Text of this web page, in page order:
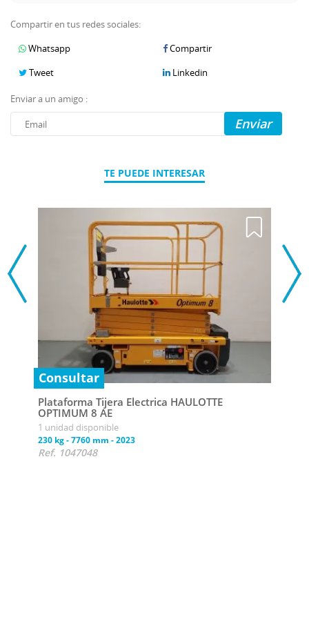
Compartir en tus redes sociales:
Whatsapp
Compartir
Tweet
Linkedin
Enviar a un amigo :
Enviar
TE PUEDE INTERESAR
Consultar
Plataforma Tijera Electrica HAULOTTE
OPTIMUM 8 AE
1 unidad disponible
230 kg-7760 mm -2023
Ref. 1047048